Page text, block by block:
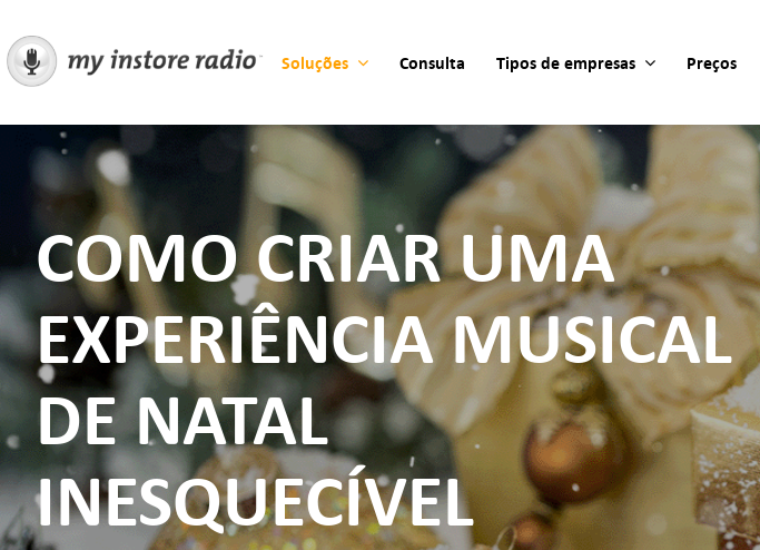
to
content
Soluções Consulta Tipos de empresas Preços
COMO CRIAR UMA
EXPERIÊNCIA MUSICAL
DE NATAL
INESQUECÍVEL